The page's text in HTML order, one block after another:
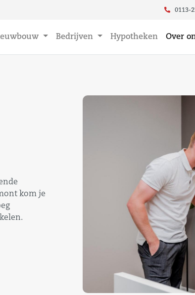
0113-
Bedrijven Hypotheken Over
kom je